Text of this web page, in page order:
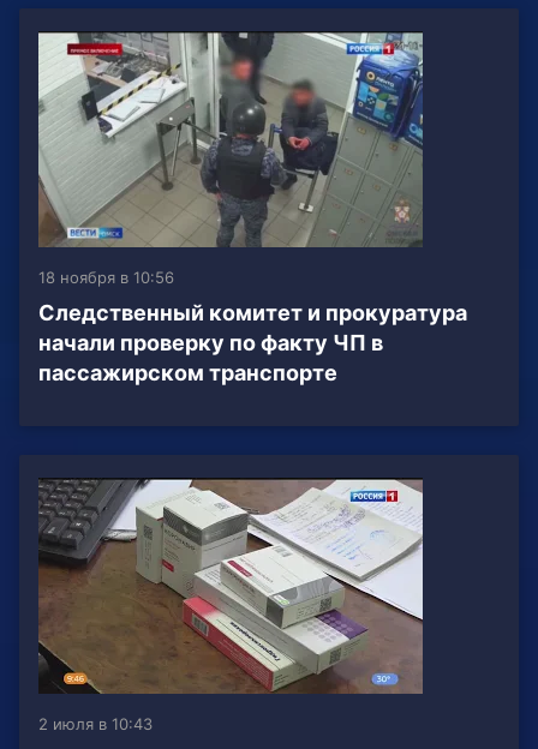
18 ноября в 10:56
Следственный комитет и прокуратура
начали проверку по факту ЧП в
пассажирском транспорте
2 июля в 10:43